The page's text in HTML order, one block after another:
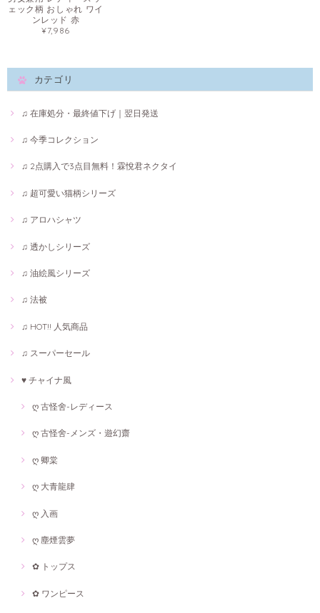
ェック柄 おしゃれ ワイ
ンレッド 赤
¥7,986
カテゴリ
♫ 在庫処分・最終値下げ｜翌日発送
♫ 今季コレクション
♫ 2点購入で3点目無料！霖悅君ネクタイ
♫ 超可愛い猫柄シリーズ
♫ アロハシャツ
♫ 透かしシリーズ
♫ 油絵風シリーズ
♫ 法被
♫ HOT!! 人気商品
♫ スーパーセール
♥ チャイナ風
ღ 古怪舍-レディース
ღ 古怪舍-メンズ・遊幻齋
ღ 卿棠
ღ 大青龍肆
ღ 入画
ღ 塵煙雲夢
✿ トップス
✿ ワンピース